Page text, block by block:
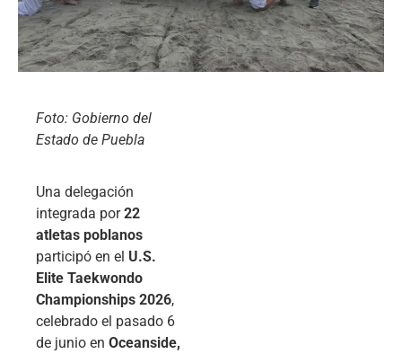
Foto: Gobierno del
Estado de Puebla
Una delegación
integrada por22
atletas poblanos
participó en el U.S.
Elite Taekwondo
Championships 2026,
celebrado el pasado 6
de junio en Oceanside,